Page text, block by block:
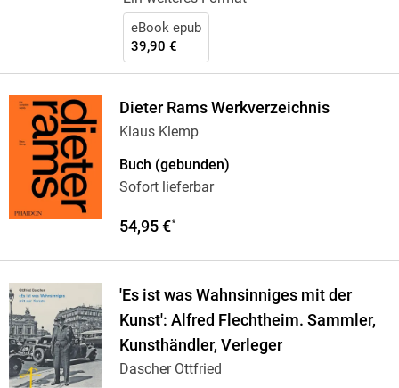
eBook epub
39,90 €
Dieter Rams Werkverzeichnis
Klaus Klemp
Buch (gebunden)
Sofort lieferbar
54,95 €*
'Es ist was Wahnsinniges mit der
Kunst': Alfred Flechtheim. Sammler,
Kunsthändler, Verleger
Dascher Ottfried